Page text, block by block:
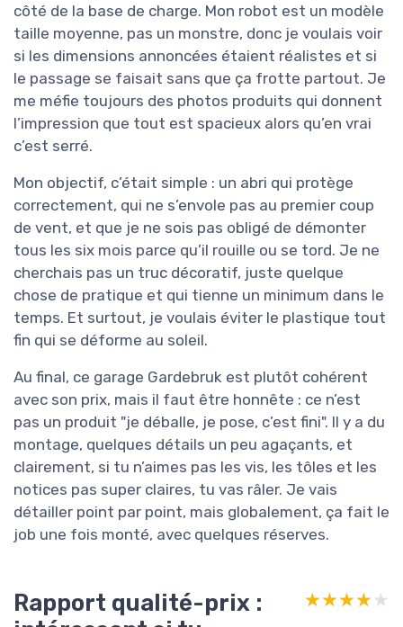
côté de la base de charge. Mon robot est un modèle
taille moyenne, pas un monstre, donc je voulais voir
si les dimensions annoncées étaient réalistes et si
le passage se faisait sans que ça frotte partout. Je
me méfie toujours des photos produits qui donnent
l’impression que tout est spacieux alors qu’en vrai
c’est serré.
Mon objectif, c’était simple : un abri qui protège
correctement, qui ne s’envole pas au premier coup
de vent, et que je ne sois pas obligé de démonter
tous les six mois parce qu’il rouille ou se tord. Je ne
cherchais pas un truc décoratif, juste quelque
chose de pratique et qui tienne un minimum dans le
temps. Et surtout, je voulais éviter le plastique tout
fin qui se déforme au soleil.
Au final, ce garage Gardebruk est plutôt cohérent
avec son prix, mais il faut être honnête : ce n’est
pas un produit "je déballe, je pose, c’est fini". Il y a du
montage, quelques détails un peu agaçants, et
clairement, si tu n’aimes pas les vis, les tôles et les
notices pas super claires, tu vas râler. Je vais
détailler point par point, mais globalement, ça fait le
job une fois monté, avec quelques réserves.
Rapport qualité-prix :
★★★★★
★★★★★